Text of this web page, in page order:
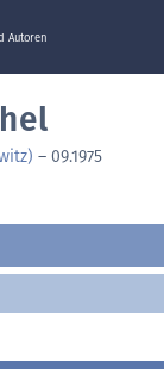
Autoren
– 09.1975